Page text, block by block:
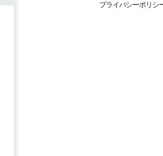
プライバシーポリシ